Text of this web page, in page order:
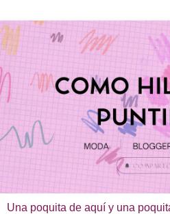
Una poquita de aquí y una